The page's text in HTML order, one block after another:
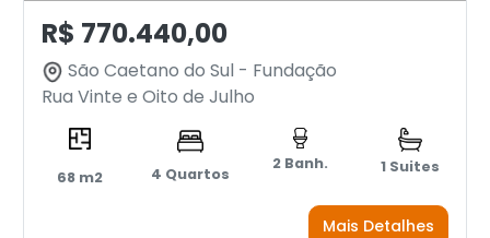
R$ 770.440,00
São Caetano do Sul - Fundação
Rua Vinte e Oito de Julho
68 m2 4 Quartos
2 Banh. 1 Suites
Mais Detalhes